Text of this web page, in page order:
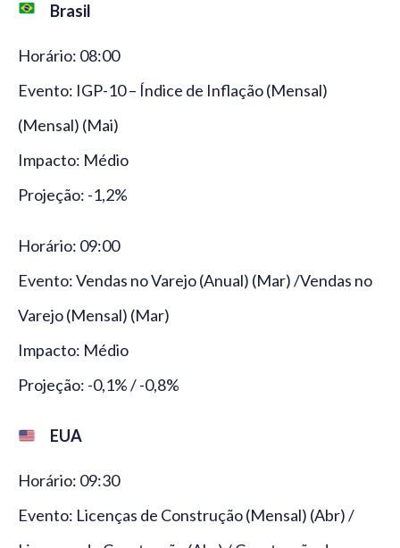
Brasil
Horário: 08:00
Evento: IGP-10 – Índice de Inflação (Mensal)
(Mensal) (Mai)
Impacto: Médio
Projeção: -1,2%
Horário: 09:00
Evento: Vendas no Varejo (Anual) (Mar) /Vendas no
Varejo (Mensal) (Mar)
Impacto: Médio
Projeção: -0,1% / -0,8%
EUA
Horário: 09:30
Evento: Licenças de Construção (Mensal) (Abr) /